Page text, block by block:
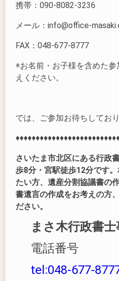
携帯：090-8082-3236
メール：info@office-
FAX：048-677-8777
※お名前・お子様を含めた
えください。
では、ご参加お待ちしてお
さいたま市北区にある行政
歩8分・宮駅徒歩12分です。
たい方、遺産分割協議書の
書遺言の作成をお考えの方
ださい。
まさ木行政書
電話番号
tel:048-677-